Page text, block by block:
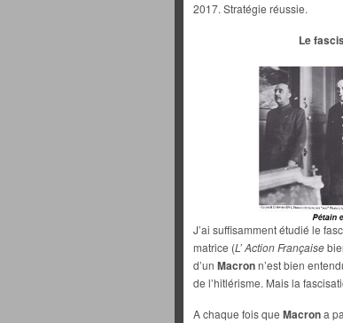
2017. Stratégie réussie.
Le
J’ai suffisamment étudié le
matrice (L’ Action Française
d’un Macronn’est bien
de l’hitlérisme. Mais la
A chaque fois que Macrona